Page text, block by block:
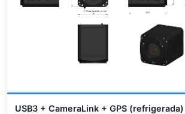
USB3 + CameraLink + GPS (refrigerada)